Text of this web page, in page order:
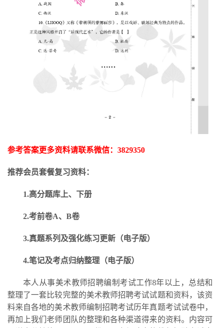
参考答案更多资料请联系微信： 3829350
推荐会员套餐复习资料：
1.高分题库上、下册
2.考前卷A、B卷
3.真题系列及强化练习更新 （电子版）
4.笔记及考点归纳整理（电子版）
本人从事美术教师招聘编制考试工作8年以上，总结和
整理了一套比较完整的美术教师招聘考试试题和资料，该资
料来自各地的美术教师编制招聘考试历年真题考试试卷中，
再加上我们老师团队的整理和各种渠道得来的资料。内容可